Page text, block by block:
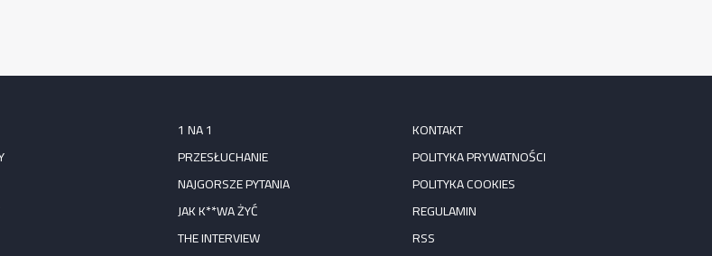
1 NA 1
PRZESŁUCHANIE
NAJGORSZE PYTANIA
JAK K**WA ŻYĆ
THE INTERVIEW
KONTAKT
POLITYKA PRYWATNOŚCI
POLITYKA COOKIES
REGULAMIN
RSS